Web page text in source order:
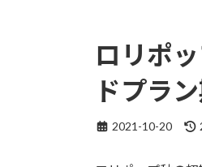
ロリポ
ドプラ
2021-10-20